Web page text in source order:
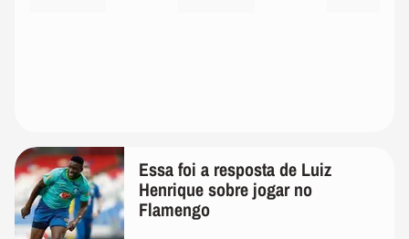
Essa foi a resposta de Luiz
Henrique sobre jogar no
Flamengo